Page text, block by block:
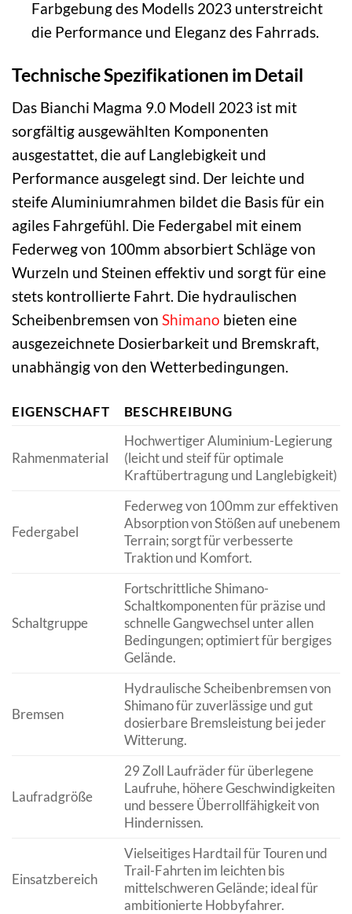
Farbgebung des Modells 2023 unterstreicht
die Performance und Eleganz des Fahrrads.
Technische Spezifikationen im Detail
Das Bianchi Magma 9.0 Modell 2023 ist mit
sorgfältig ausgewählten Komponenten
ausgestattet, die auf Langlebigkeit und
Performance ausgelegt sind. Der leichte und
steife Aluminiumrahmen bildet die Basis für ein
agiles Fahrgefühl. Die Federgabel mit einem
Federweg von 100mm absorbiert Schläge von
Wurzeln und Steinen effektiv und sorgt für eine
stets kontrollierte Fahrt. Die hydraulischen
Scheibenbremsen von Shimano bieten eine
ausgezeichnete Dosierbarkeit und Bremskraft,
unabhängig von den Wetterbedingungen.
EIGENSCHAFT BESCHREIBUNG
Rahmenmaterial
Hochwertiger Aluminium-Legierung
(leicht und steif für optimale
Kraftübertragung und Langlebigkeit)
Federgabel
Federweg von 100mm zur effektiven
Absorption von Stößen auf unebenem
Terrain; sorgt für verbesserte
Traktion und Komfort.
Schaltgruppe
Fortschrittliche Shimano-
Schaltkomponenten für präzise und
schnelle Gangwechsel unter allen
Bedingungen; optimiert für bergiges
Gelände.
Bremsen
Hydraulische Scheibenbremsen von
Shimano für zuverlässige und gut
dosierbare Bremsleistung bei jeder
Witterung.
Laufradgröße
29 Zoll Laufräder für überlegene
Laufruhe, höhere Geschwindigkeiten
und bessere Überrollfähigkeit von
Hindernissen.
Einsatzbereich
Vielseitiges Hardtail für Touren und
Trail-Fahrten im leichten bis
mittelschweren Gelände; ideal für
ambitionierte Hobbyfahrer.